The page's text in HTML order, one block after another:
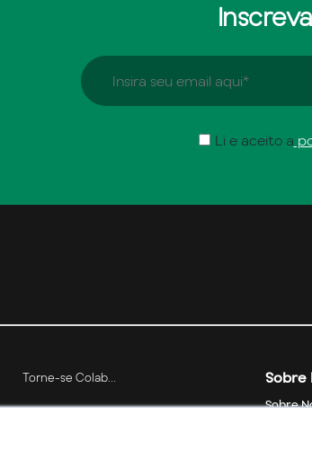
Li e aceito a
Sobre
Sobre